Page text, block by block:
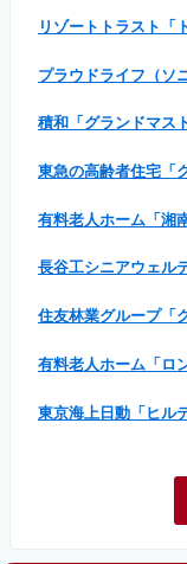
リゾートトラスト「
プラウドライフ（ソ
積和「グランドマスト
東急の高齢者住宅「
有料老人ホーム「湘
長谷工シニアウェル
住友林業グループ「
有料老人ホーム「ロ
東京海上日動「ヒル